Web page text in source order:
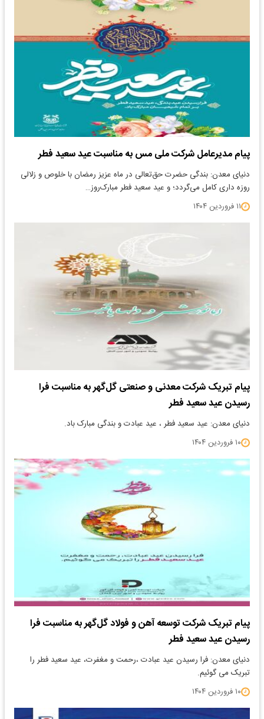
پیام مدیرعامل شرکت ملی مس به مناسبت عید سعید فطر
دنیای معدن: بندگی حضرت حق‌تعالی در ماه عزیز رمضان با خلوص و زلالی
روزه داری کامل می‌گردد؛ و عید سعید فطر مبارک‌روز…
۱۱ فروردین ۱۴۰۴
پیام تبریک شرکت معدنی و صنعتی گل‌گهر به مناسبت فرا
رسیدن عید سعید فطر
دنیای معدن: عید سعید فطر ، عید عبادت و بندگی مبارک باد.
۱۰ فروردین ۱۴۰۴
پیام تبریک شرکت توسعه آهن و فولاد گل‌گهر به مناسبت فرا
رسیدن عید سعید فطر
دنیای معدن: فرا رسیدن عید عبادت ،رحمت و مغفرت، عید سعید فطر را
تبریک می گوئیم.
۱۰ فروردین ۱۴۰۴